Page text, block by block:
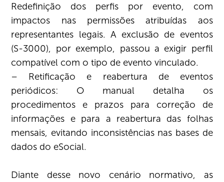
Redefinição dos perfis por evento, com
impactos nas permissões atribuídas aos
representantes legais. A exclusão de eventos
(S-3000), por exemplo, passou a exigir perfil
compatível com o tipo de evento vinculado.
– Retificação e reabertura de eventos
periódicos: O manual detalha os
procedimentos e prazos para correção de
informações e para a reabertura das folhas
mensais, evitando inconsistências nas bases de
dados do eSocial.
Diante desse novo cenário normativo, as